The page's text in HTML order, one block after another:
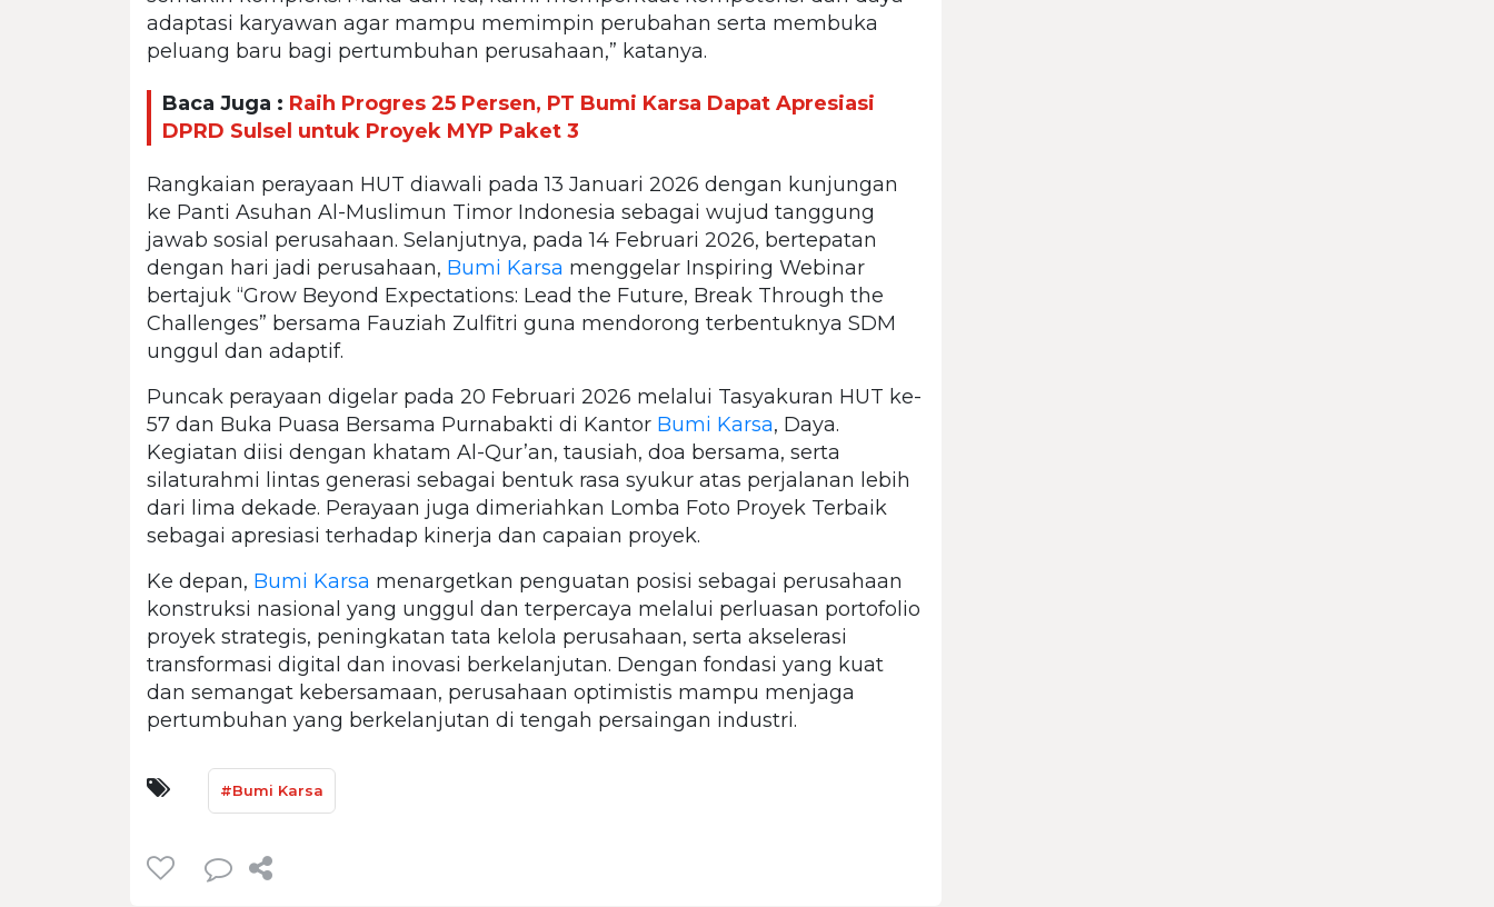
adaptasi karyawan agar mampu memimpin perubahan serta membuka
peluang baru bagi pertumbuhan perusahaan,” katanya.
Baca Juga : Raih Progres 25 Persen, PT Bumi Karsa Dapat Apresiasi
DPRD Sulsel untuk Proyek MYP Paket 3
Rangkaian perayaan HUT diawali pada 13 Januari 2026 dengan kunjungan
ke Panti Asuhan Al-Muslimun Timor Indonesia sebagai wujud tanggung
jawab sosial perusahaan. Selanjutnya, pada 14 Februari 2026, bertepatan
dengan hari jadi perusahaan, Bumi Karsa menggelar Inspiring Webinar
bertajuk “Grow Beyond Expectations: Lead the Future, Break Through the
Challenges” bersama Fauziah Zulfitri guna mendorong terbentuknya SDM
unggul dan adaptif.
Puncak perayaan digelar pada 20 Februari 2026 melalui Tasyakuran HUT ke-
57 dan Buka Puasa Bersama Purnabakti di Kantor Bumi Karsa, Daya.
Kegiatan diisi dengan khatam Al-Qur’an, tausiah, doa bersama, serta
silaturahmi lintas generasi sebagai bentuk rasa syukur atas perjalanan lebih
dari lima dekade. Perayaan juga dimeriahkan Lomba Foto Proyek Terbaik
sebagai apresiasi terhadap kinerja dan capaian proyek.
Ke depan, Bumi Karsa menargetkan penguatan posisi sebagai perusahaan
konstruksi nasional yang unggul dan terpercaya melalui perluasan portofolio
proyek strategis, peningkatan tata kelola perusahaan, serta akselerasi
transformasi digital dan inovasi berkelanjutan. Dengan fondasi yang kuat
dan semangat kebersamaan, perusahaan optimistis mampu menjaga
pertumbuhan yang berkelanjutan di tengah persaingan industri.
#Bumi Karsa